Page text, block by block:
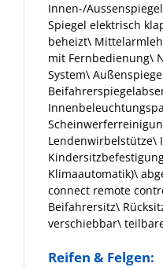
Innen-/
Spiegel elektrisch
beheizt\
mit Fernbedienung\
System\
Lendenwirbelstütze\
Klimaautomatik)\
connect remote
Beifahrersitz\
verschiebbar\
Reifen & Felgen: